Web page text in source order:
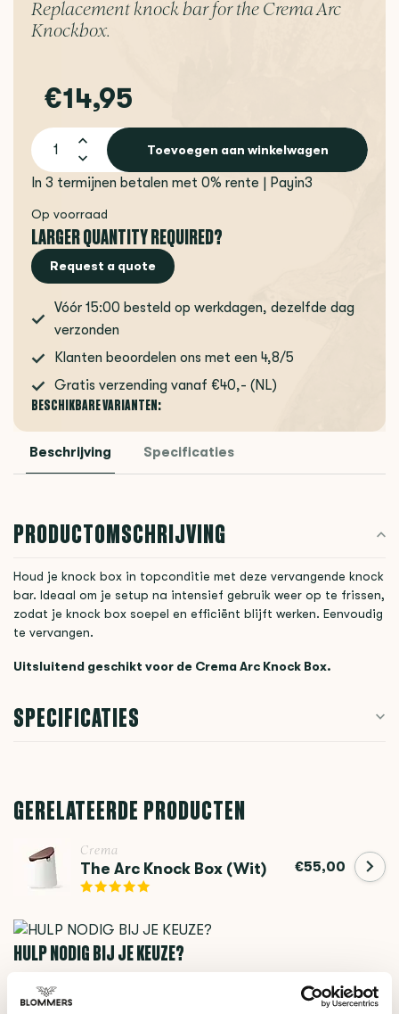
Replacement knock bar for the Crema Arc
Knockbox.
€14,95
Toevoegen aan winkelwagen
In 3 termijnen betalen met 0% rente | Payin3
Op voorraad
LARGER QUANTITY REQUIRED?
Request a quote
Vóór 15:00 besteld op werkdagen, dezelfde dag
verzonden
Klanten beoordelen ons met een 4,8/5
Gratis verzending vanaf €40,- (NL)
BESCHIKBARE VARIANTEN:
Beschrijving Specificaties
PRODUCTOMSCHRIJVING
Houd je knock box in topconditie met deze vervangende knock
bar. Ideaal om je setup na intensief gebruik weer op te frissen,
zodat je knock box soepel en efficiënt blijft werken. Eenvoudig
te vervangen.
Uitsluitend geschikt voor de Crema Arc Knock Box.
SPECIFICATIES
GERELATEERDE PRODUCTEN
Crema
The Arc Knock Box (Wit) €55,00
HULP NODIG BIJ JE KEUZE?